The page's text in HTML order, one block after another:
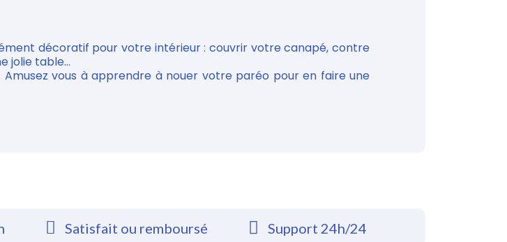
décoratif pour votre intérieur : couvrir votre canapé, contre
jolie table...
vous à apprendre à nouer votre paréo pour en faire une
Satisfait ou remboursé Support 24h/24